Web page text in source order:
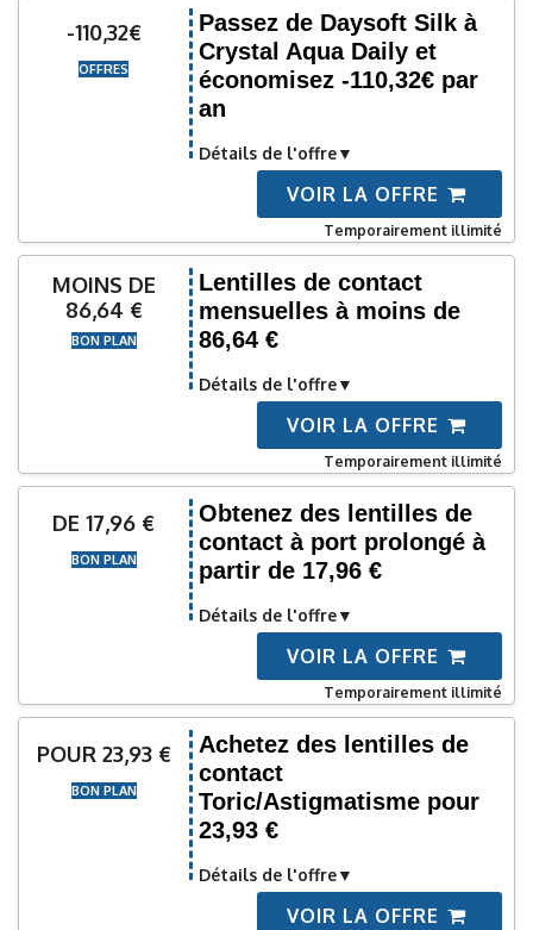
-110,32€
OFFRES
Passez de Daysoft Silk à
Crystal Aqua Daily et
économisez -110,32€ par
an
Détails de l'offre
VOIR LA OFFRE
Temporairement illimité
MOINS DE
86,64 €
BON PLAN
Lentilles de contact
mensuelles à moins de
86,64 €
Détails de l'offre
VOIR LA OFFRE
Temporairement illimité
DE 17,96 €
BON PLAN
Obtenez des lentilles de
contact à port prolongé à
partir de 17,96 €
Détails de l'offre
VOIR LA OFFRE
Temporairement illimité
POUR 23,93 €
BON PLAN
Achetez des lentilles de
contact
Toric/Astigmatisme pour
23,93 €
Détails de l'offre
VOIR LA OFFRE